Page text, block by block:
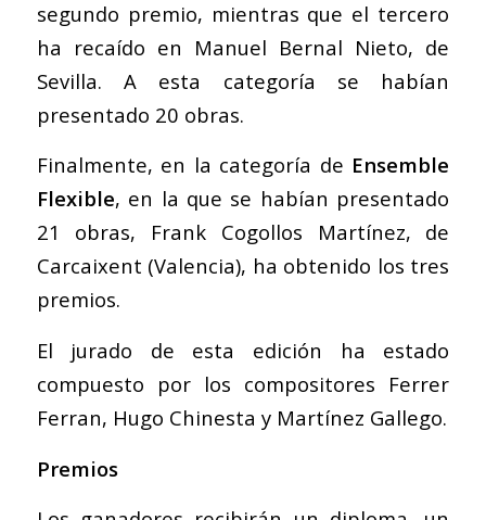
segundo premio, mientras que el tercero
ha recaído en Manuel Bernal Nieto, de
Sevilla. A esta categoría se habían
presentado 20 obras.
Finalmente, en la categoría de Ensemble
Flexible, en la que se habían presentado
21 obras, Frank Cogollos Martínez, de
Carcaixent (Valencia), ha obtenido los tres
premios.
El jurado de esta edición ha estado
compuesto por los compositores Ferrer
Ferran, Hugo Chinesta y Martínez Gallego.
Premios